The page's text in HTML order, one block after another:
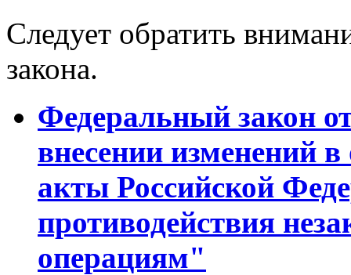
Следует обратить
закона.
Федеральный закон
внесении изменений
акты Российской
противодействия
операциям"